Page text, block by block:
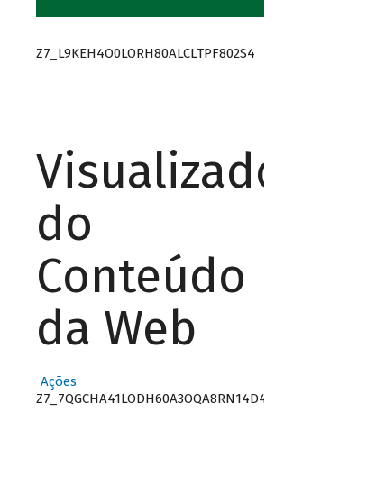
Z7_L9KEH4O0LORH80ALCLTPF802S4
Visualizador
do
Conteúdo
da Web
Ações
Z7_7QGCHA41LODH60A3OQA8RN14D4